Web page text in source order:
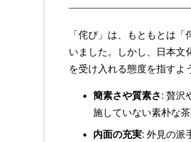
「侘び」は、もともとは
いました。しかし、日本文
を受け入れる態度を指すよ
簡素さや質素さ: 贅沢
施していない素朴な
内面の充実: 外見の派